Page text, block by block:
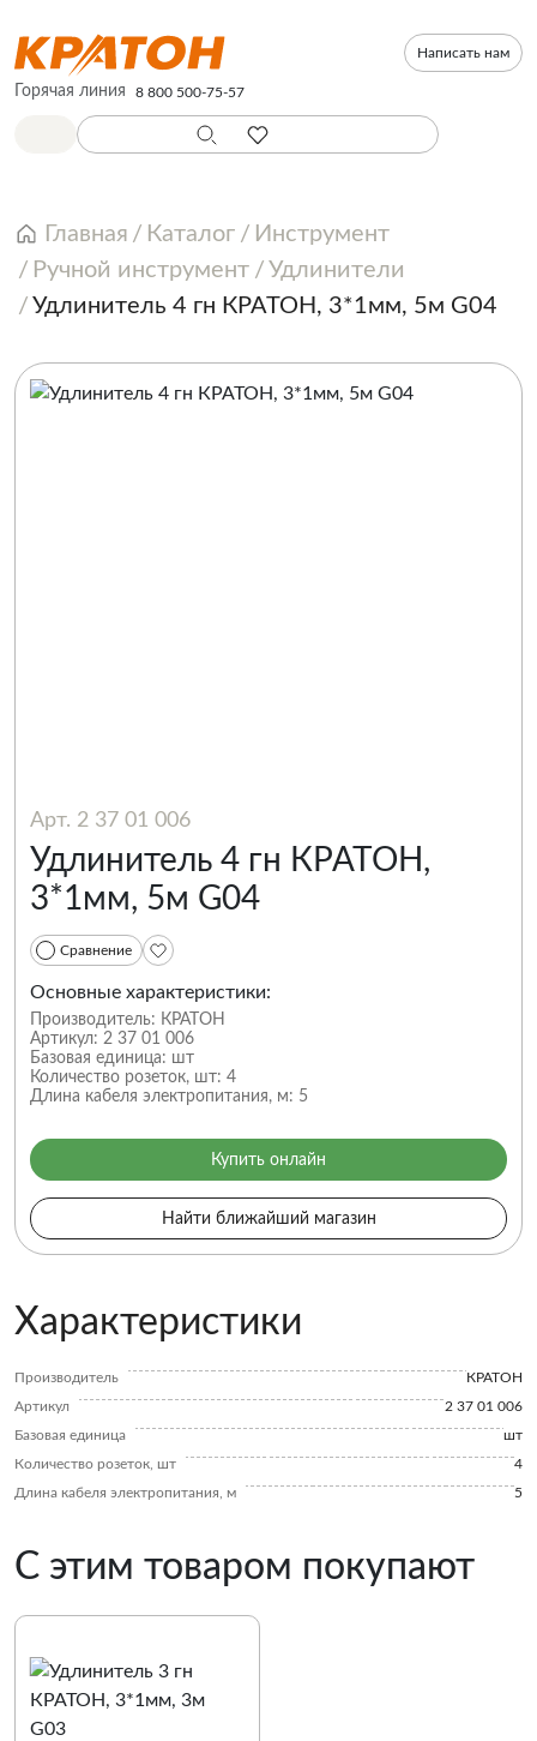
Написать нам
Горячая линия 8 800 500-75-57
Главная Каталог
Инструмент
Ручной инструмент
Удлинители
Удлинитель 4 гн КРАТОН, 3*1мм, 5м G04
Арт. 2 37 01 006
Удлинитель 4 гн КРАТОН,
3*1мм, 5м G04
Сравнение
Основные характеристики:
Производитель: КРАТОН
Артикул: 2 37 01 006
Базовая единица: шт
Количество розеток, шт: 4
Длина кабеля электропитания, м: 5
Купить онлайн
Найти ближайший магазин
Характеристики
Производитель
КРАТОН
Артикул
2 37 01 006
Базовая единица
шт
Количество розеток, шт
4
Длина кабеля электропитания, м
5
С этим товаром покупают